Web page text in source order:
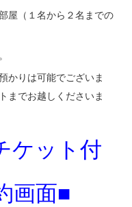
屋（１名から２名までの
かりは可能でございま
までお越しくださいま
ケット付
画面■